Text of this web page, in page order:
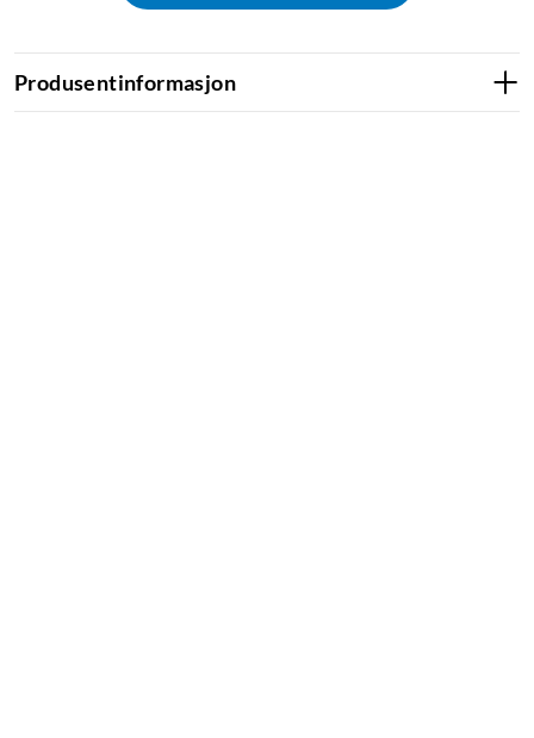
Stabilt signal selv i krevende miljøer
Produsentinformasjon